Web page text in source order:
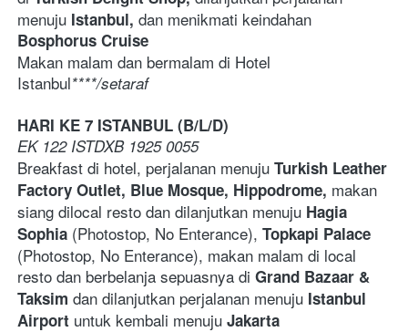
menuju Istanbul,
Bosphorus Cruise
Makan malam dan bermalam di Hotel
Istanbul****/setaraf
HARI KE 7 ISTANBUL (B/L/D)
EK 122 ISTDXB 1925 0055
Breakfast di hotel, perjalanan menuju Turkish Leather
Factory Outlet, Blue Mosque, Hippodrome, makan
siang dilocal resto dan dilanjutkan menuju Hagia
Sophia (Photostop, No Enterance),
(Photostop, No Enterance), makan malam di local
resto dan berbelanja sepuasnya di Grand Bazaar &
Taksim dan dilanjutkan perjalanan menuju Istanbul
Airport untuk kembali menuju Jakarta